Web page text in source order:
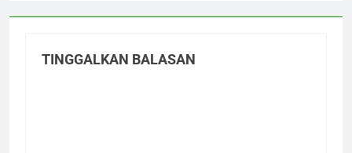
TINGGALKAN BALASAN